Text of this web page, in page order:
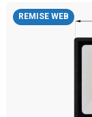
REMISE WEB